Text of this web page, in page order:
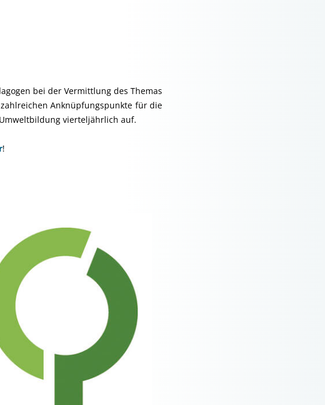
bei der Vermittlung des Themas
Anknüpfungspunkte für die
vierteljährlich auf.
!